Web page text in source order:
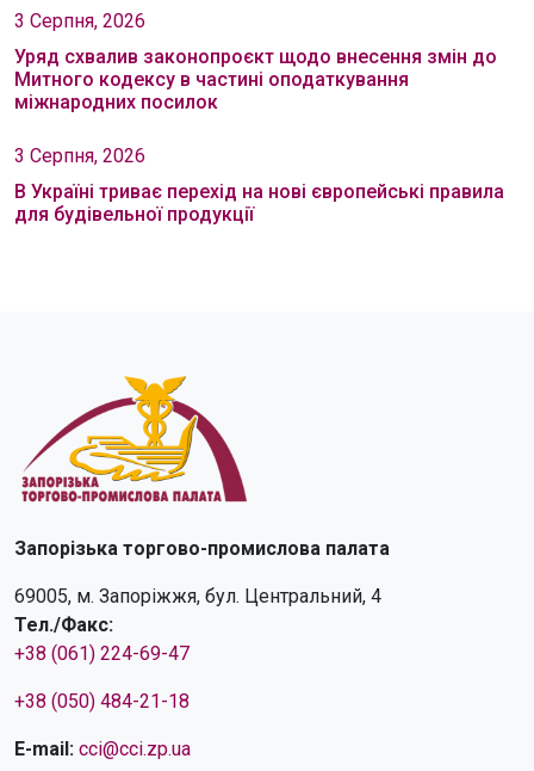
3 Серпня, 2026
Уряд схвалив законопроєкт щодо внесення змін до
Митного кодексу в частині оподаткування
міжнародних посилок
3 Серпня, 2026
В Україні триває перехід на нові європейські правила
для будівельної продукції
Запорізька торгово-промислова палата
69005, м. Запоріжжя, бул. Центральний, 4
Тел./Факс:
+38 (061) 224-69-47
+38 (050) 484-21-18
E-mail: cci@cci.zp.ua